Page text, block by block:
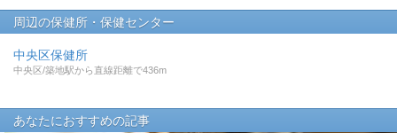
周辺の保健所・保健センター
中央区保健所
中央区/築地駅から直線距離で436m
あなたにおすすめの記事